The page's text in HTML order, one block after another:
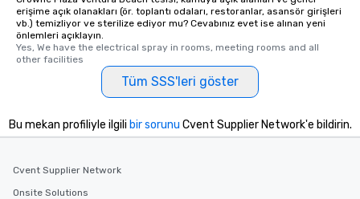
erişime açık olanakları (ör. toplantı odaları, restoranlar, asansör girişleri
vb.) temizliyor ve sterilize ediyor mu? Cevabınız evet ise alınan yeni
önlemleri açıklayın.
Yes, We have the electrical spray in rooms, meeting rooms and all
other facilities
Tüm SSS'leri göster
Bu mekan profiliyle ilgili bir sorunu Cvent Supplier Network'e bildirin.
Cvent Supplier Network
Onsite Solutions